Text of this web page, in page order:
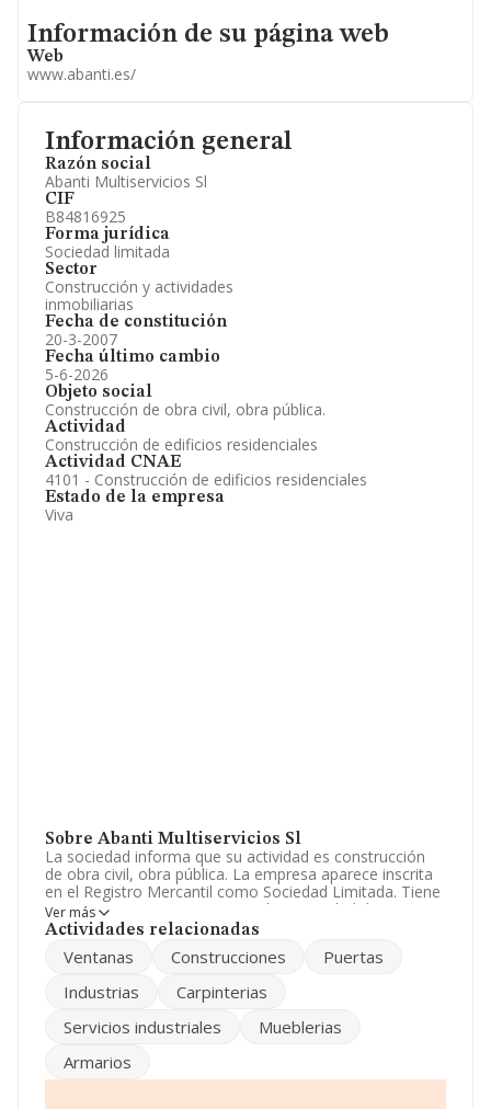
Información general
Razón social
Abanti Multiservicios Sl
CIF
B84816925
Forma jurídica
Sociedad limitada
Sector
Construcción y actividades
inmobiliarias
Fecha de constitución
20-3-2007
Fecha último cambio
5-6-2026
Objeto social
Construcción de obra civil, obra pública.
Actividad
Construcción de edificios residenciales
Actividad CNAE
4101 - Construcción de edificios residenciales
Estado de la empresa
Viva
Sobre Abanti Multiservicios Sl
La sociedad informa que su actividad es construcción
de obra civil, obra pública. La empresa aparece inscrita
en el Registro Mercantil como Sociedad Limitada. Tiene
CNAE: 4101 - '%cnae%'. No realiza actividad de
importación y/o exportación.
Ha tenido un 30% más de empleados y según las cifras
de empleados ha estado por encima de la media de
2024, la compañía ha perdido 583 puestos en el ranking
sectorial, pasando del 455 al 1.038. En el ranking del
Ver más
Actividades relacionadas
Ventanas Construcciones
Puertas
Industrias
Carpinterias
Servicios industriales
Mueblerias
Armarios
Información oficial y registral complementaria.
Informacion de su página web
Información de su página web
Web
www.abanti.es/